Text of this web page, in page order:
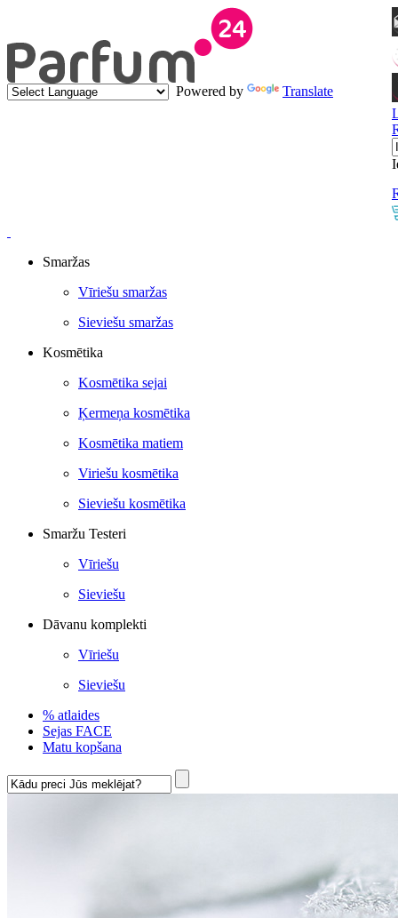
Powered by
Translate
Smaržas
Vīriešu smaržas
Sieviešu smaržas
Kosmētika
Kosmētika sejai
Ķermeņa kosmētika
Kosmētika matiem
Viriešu kosmētika
Sieviešu kosmētika
Smaržu Testeri
Vīriešu
Sieviešu
Dāvanu komplekti
Vīriešu
Sieviešu
% atlaides
Sejas FACE
Matu kopšana